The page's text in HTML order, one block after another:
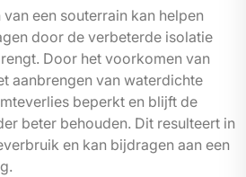
een souterrain kan helpen
door de verbeterde isolatie
Door het voorkomen van
aanbrengen van waterdichte
beperkt en blijft de
beter behouden. Dit resulteert in
en kan bijdragen aan een